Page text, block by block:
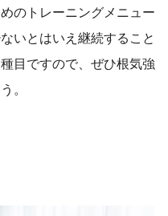
のトレーニングメニュー
いとはいえ継続すること
目ですので、ぜひ根気強
。